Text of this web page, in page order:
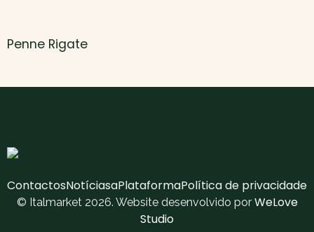
Penne Rigate
ContactosNotíciasaPlataformaPolítica de privacidade
© Italmarket 2026. Website desenvolvido por WeLove
Studio